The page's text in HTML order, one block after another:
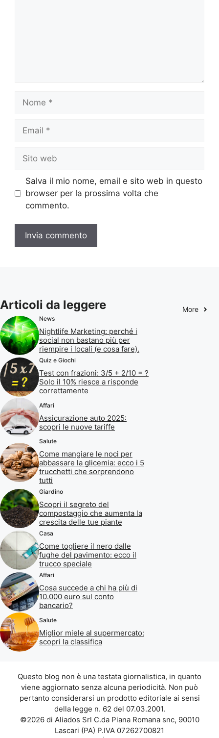
web
Salva il mio nome, email e sito web in questo
browser per la prossima volta che
commento.
Articoli da leggere More
News
Nightlife Marketing: perché i
social non bastano più per
riempire i locali (e cosa fare).
Quiz e Giochi
Test con frazioni: 3/5 + 2/10 = ?
Solo il 10% riesce a risponde
correttamente
Affari
Assicurazione auto 2025:
scopri le nuove tariffe
Salute
Come mangiare le noci per
abbassare la glicemia: ecco i 5
trucchetti che sorprendono
tutti
Giardino
Scopri il segreto del
compostaggio che aumenta la
crescita delle tue piante
Casa
Come togliere il nero dalle
fughe del pavimento: ecco il
trucco speciale
Affari
Cosa succede a chi ha più di
10.000 euro sul conto
bancario?
Salute
Miglior miele al supermercato:
scopri la classifica
Questo blog non è una testata giornalistica, in quanto
viene aggiornato senza alcuna periodicità. Non può
pertanto considerarsi un prodotto editoriale ai sensi
della legge n. 62 del 07.03.2001.
©2026 di Aliados Srl C.da Piana Romana snc, 90010
Lascari (PA) P.IVA 07262700821